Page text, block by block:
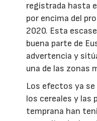
registrada hasta
por encima del
2020. Esta
buena parte de
advertencia y
una de las zonas
Los efectos ya
los cereales y las
temprana han